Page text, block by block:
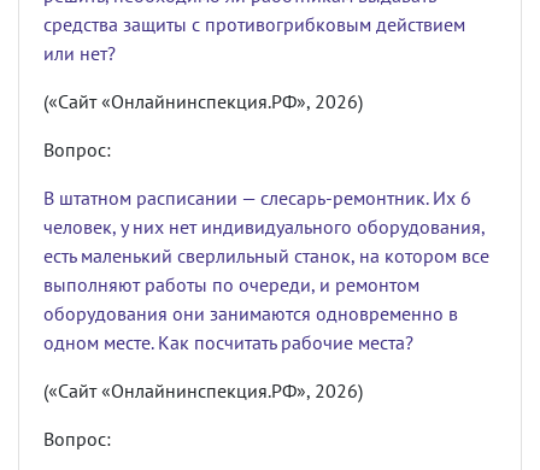
средства защиты с противогрибковым действием
или нет?
(«Сайт «Онлайнинспекция.РФ», 2026)
Вопрос:
В штатном расписании — слесарь-ремонтник. Их 6
человек, у них нет индивидуального оборудования,
есть маленький сверлильный станок, на котором все
выполняют работы по очереди, и ремонтом
оборудования они занимаются одновременно в
одном месте. Как посчитать рабочие места?
(«Сайт «Онлайнинспекция.РФ», 2026)
Вопрос: